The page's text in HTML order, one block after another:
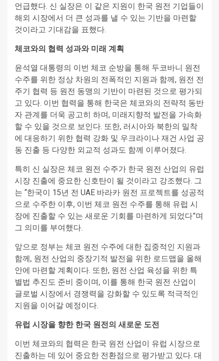
언급했다. 신 실장은 이 같은 지원이 한국 원전 기업들이
해외 시장에서 더 큰 성과를 낼 수 있는 기반을 마련할
것이라고 기대감을 표했다.
체코와의 협력 성과와 미래 계획
윤석열 대통령의 이번 체코 순방을 통해 두코바니 원전
수주를 위한 정상 차원의 전폭적인 지원과 함께, 원전 전
주기 협력 등 원전 동맹의 기반이 마련된 것으로 평가되
고 있다. 이번 협력을 통해 한국은 체코와의 전략적 동반
자 관계를 더욱 공고히 하며, 미래지향적 발전을 가속화
할 수 있을 것으로 보인다. 또한, 러시아와 북한의 밀착
에 대응하기 위한 협력 강화 및 우크라이나 재건 사업 공
동 진출 등 다양한 외교적 성과도 함께 이루어졌다.
특히 신 실장은 체코 원전 수주가 한국 원전 산업의 유럽
시장 진출에 중요한 신호탄이 될 것이라고 강조했다. 그
는 “한국이 15년 전 UAE 바라카 원전 프로젝트를 성공적
으로 수주한 이후, 이번 체코 원전 수주를 통해 유럽 시
장에 진출할 수 있는 새로운 기회를 마련하게 되었다”며
그 의미를 부여했다.
앞으로 정부는 체코 원전 수주에 대한 집중적인 지원과
함께, 원전 산업의 중장기적 발전을 위한 로드맵을 올해
안에 마련할 계획이다. 또한, 원전 산업 육성을 위한 특
별법 추진도 준비 중이며, 이를 통해 한국 원전 산업이
글로벌 시장에서 경쟁력을 강화할 수 있도록 적극적인
지원을 이어갈 예정이다.
유럽 시장을 향한 한국 원전의 새로운 도전
이번 체코와의 협력은 한국 원전 산업이 유럽 시장으로
진출하는 데 있어 중요한 전환점으로 평가받고 있다. 대